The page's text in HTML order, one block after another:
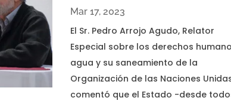
Mar 17, 2023
El Sr. Pedro Arrojo Agudo, Relator
Especial sobre los derechos
agua y su saneamiento de la
Organización de las Naciones
comentó que el Estado -desde